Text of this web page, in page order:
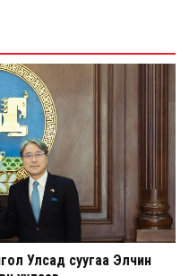
Улсад суугаа Элчин